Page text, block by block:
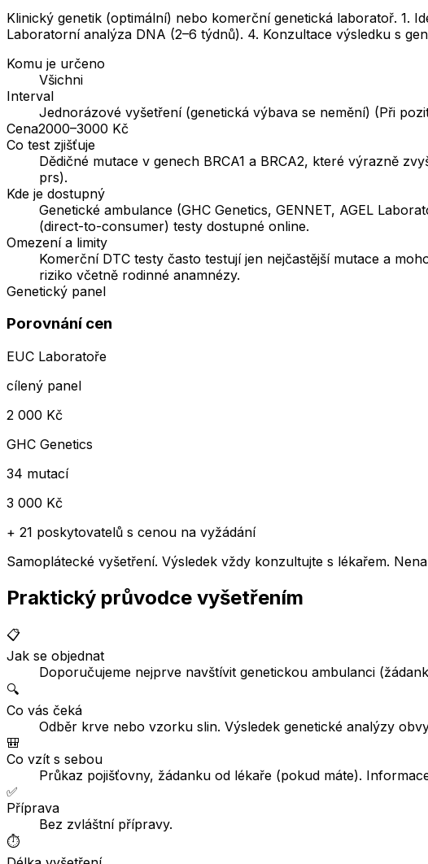
Klinický genetik (optimální) nebo komerční genetická laboratoř. 1.
Laboratorní analýza DNA (2–6 týdnů). 4. Konzultace výsledku s
Komu je určeno
Všichni
Interval
Jednorázové vyšetření (genetická výbava se nemění) (Při
Cena2000–3000 Kč
Co test zjišťuje
Dědičné mutace v genech BRCA1 a BRCA2, které výrazně
prs).
Kde je dostupný
Genetické ambulance (GHC Genetics, GENNET, AGEL
(direct-to-consumer) testy dostupné online.
Omezení a limity
Komerční DTC testy často testují jen nejčastější mutace a
riziko včetně rodinné anamnézy.
Genetický panel
Porovnání cen
EUC Laboratoře
cílený panel
2 000 Kč
GHC Genetics
34 mutací
3 000 Kč
+ 21 poskytovatelů s cenou na vyžádání
Samoplátecké vyšetření. Výsledek vždy konzultujte s lékařem.
Praktický průvodce vyšetřením
📋
Jak se objednat
Doporučujeme nejprve navštívit genetickou ambulanci
🔍
Co vás čeká
Odběr krve nebo vzorku slin. Výsledek genetické analýzy
🎒
Co vzít s sebou
Průkaz pojišťovny, žádanku od lékaře (pokud máte).
✅
Příprava
Bez zvláštní přípravy.
⏱️